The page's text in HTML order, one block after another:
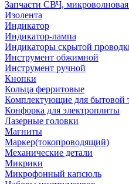
Запчасти СВЧ,
Изолента
Индикатор
Индикатор-лампа
Индикаторы скрытой
Инструмент обжимной
Инструмент ручной
Кнопки
Кольца ферритовые
Комплектующие для бытовой
Конфорка для электроплиты
Лазерные головки
Магниты
Маркер(токопроводящий)
Механические детали
Микрики
Микрофонный капсюль